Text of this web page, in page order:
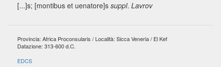
[...]s; [montibus et uenatore]s suppl. Lavrov
Provincia: Africa Proconsularis / Località: Sicca Veneria / El Kef
Datazione: 313-600 d.C.
EDCS